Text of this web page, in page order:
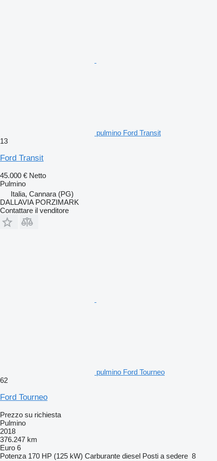
pulmino Ford Transit
13
Ford Transit
45.000 € Netto
Pulmino
Italia, Cannara (PG)
DALLAVIA PORZIMARK
Contattare il venditore
pulmino Ford Tourneo
62
Ford Tourneo
Prezzo su richiesta
Pulmino
2018
376.247 km
Euro 6
Potenza 170 HP (125 kW) Carburante diesel Posti a sedere 8